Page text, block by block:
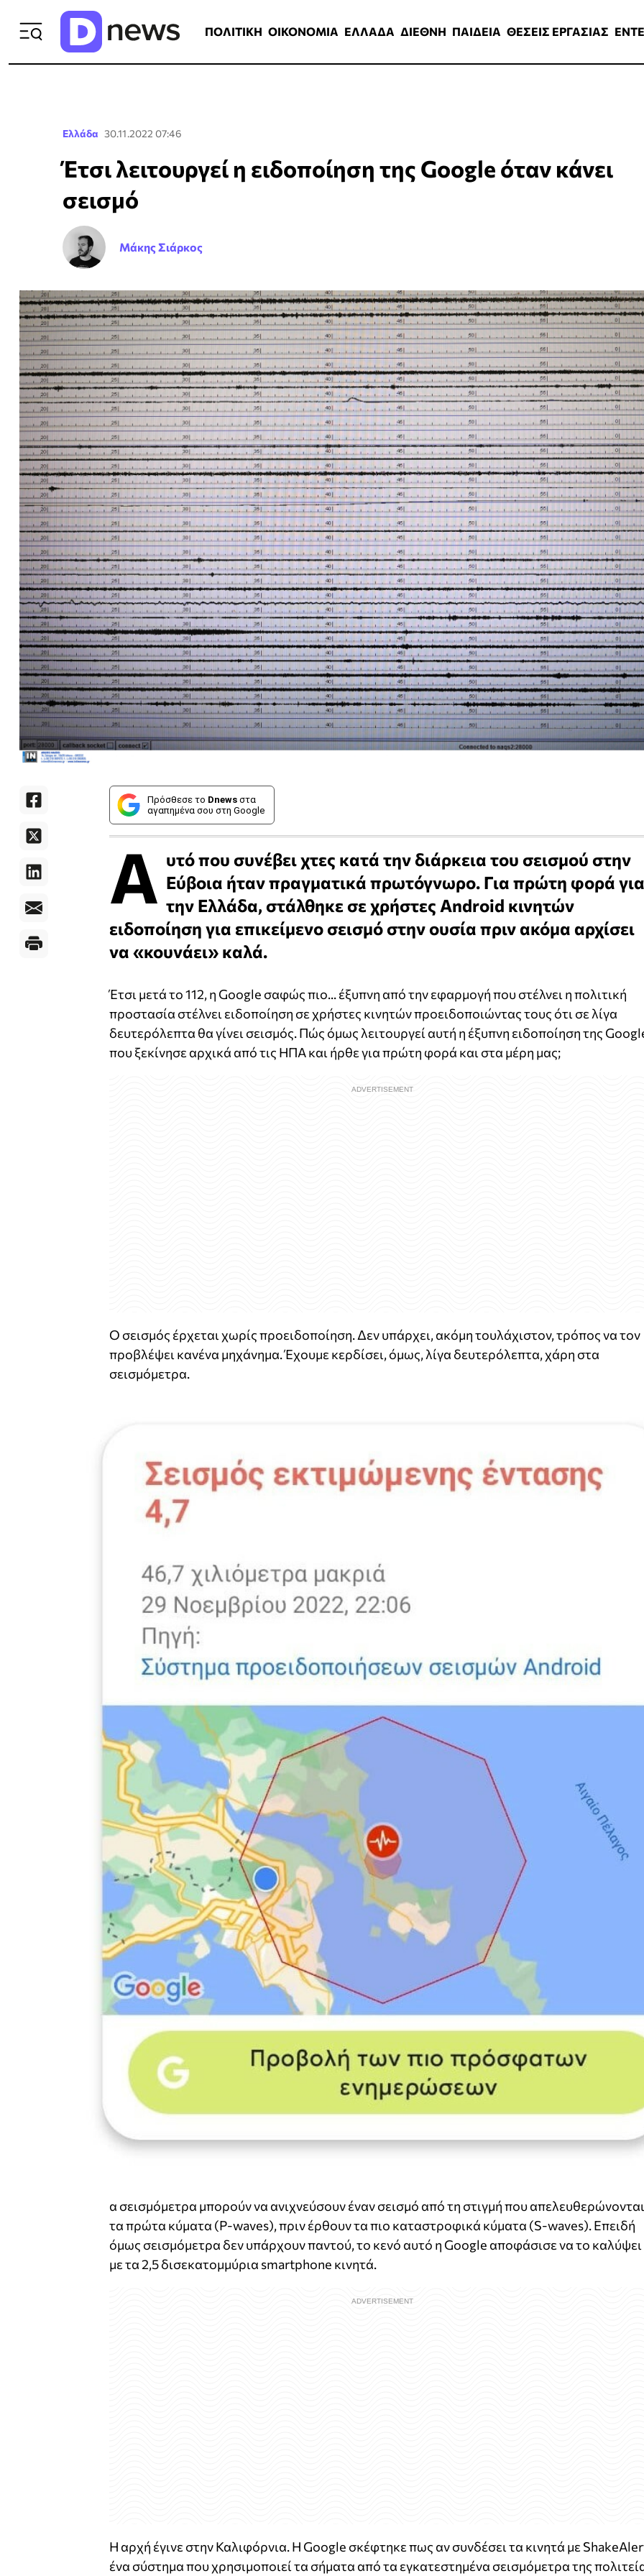
ΠΟΛΙΤΙΚΗ ΟΙΚΟΝΟΜΙΑ ΕΛΛΑΔΑ ΔΙΕΘΝΗ ΠΑΙΔΕΙΑ ΘΕΣΕΙΣ ΕΡΓΑΣΙΑΣ
Ελλάδα 30.11.2022 07:46
Έτσι λειτουργεί η ειδοποίηση της Google όταν κάνει
σεισμό
Μάκης Σιάρκος
Πρόσθεσε το Dnews στα
αγαπημένα σου στη Google
Α υτό που συνέβει χτες κατά την διάρκεια του σεισμού στην
Εύβοια ήταν πραγματικά πρωτόγνωρο. Για πρώτη φορά για
την Ελλάδα, στάλθηκε σε χρήστες Android κινητών
ειδοποίηση για επικείμενο σεισμό στην ουσία πριν ακόμα αρχίσει
να «κουνάει» καλά.
Έτσι μετά το 112, η Google σαφώς πιο... έξυπνη από την εφαρμογή που στέλνει η πολιτική
προστασία στέλνει ειδοποίηση σε χρήστες κινητών προειδοποιώντας τους ότι σε λίγα
δευτερόλεπτα θα γίνει σεισμός. Πώς όμως λειτουργεί αυτή η έξυπνη ειδοποίηση της
που ξεκίνησε αρχικά από τις ΗΠΑ και ήρθε για πρώτη φορά και στα μέρη μας;
Ο σεισμός έρχεται χωρίς προειδοποίηση. Δεν υπάρχει, ακόμη τουλάχιστον, τρόπος να τον
προβλέψει κανένα μηχάνημα. Έχουμε κερδίσει, όμως, λίγα δευτερόλεπτα, χάρη στα
σεισμόμετρα.
α σεισμόμετρα μπορούν να ανιχνεύσουν έναν σεισμό από τη στιγμή που απελευθερώνονται
τα πρώτα κύματα (P-waves), πριν έρθουν τα πιο καταστροφικά κύματα (S-waves). Επειδή
όμως σεισμόμετρα δεν υπάρχουν παντού, το κενό αυτό η Google αποφάσισε να το καλύψει
με τα 2,5 δισεκατομμύρια smartphone κινητά.
Η αρχή έγινε στην Καλιφόρνια. Η Google σκέφτηκε πως αν συνδέσει τα κινητά με
ένα σύστημα που χρησιμοποιεί τα σήματα από τα εγκατεστημένα σεισμόμετρα της